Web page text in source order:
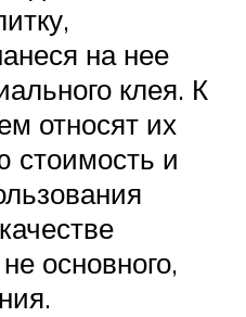
на нее
клея. К
относят их
стоимость и
основного,